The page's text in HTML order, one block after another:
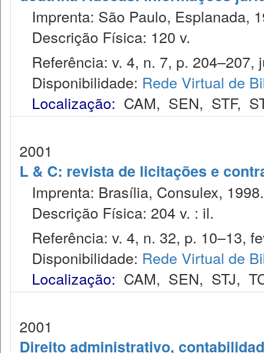
Imprenta: São Paulo, Esplanada,
Descrição Física: 120 v.
Referência: v. 4, n. 7, p. 204–207,
Disponibilidade: Rede Virtual de
Localização: CAM, SEN, STF,
2001
L & C: revista de licitações e
Imprenta: Brasília, Consulex, 1998.
Descrição Física: 204 v. : il.
Referência: v. 4, n. 32, p. 10–13,
Disponibilidade: Rede Virtual de
Localização: CAM, SEN, STJ,
2001
Direito administrativo,